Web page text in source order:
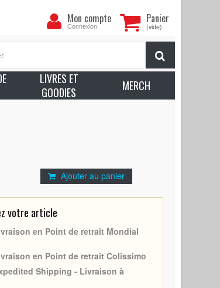
Panier
(vide)
Mon
compte
Mon compte
Connexion
LIVRES ET
GOODIES
MERCH
FISH - 2003 -
Très bon à Excellent état (C7) Trous
l’état des produits
Ajouter au panier
votre article
en Point de retrait Mondial
en Point de retrait Colissimo
Shipping - Livraison à